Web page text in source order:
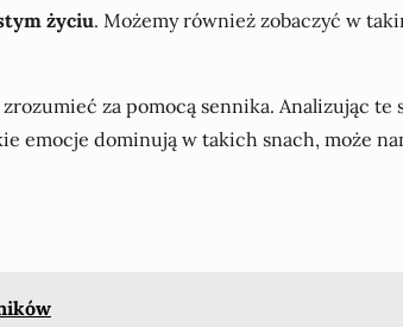
życiu. Możemy również zobaczyć w
za pomocą sennika. Analizując
emocje dominują w takich snach, może